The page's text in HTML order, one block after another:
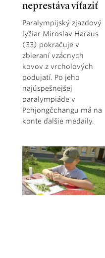
neprestáva víťaziť
Paralympijský zjazdový
lyžiar Miroslav Haraus
(33) pokračuje v
zbieraní vzácnych
kovov z vrcholových
podujatí. Po jeho
najúspešnejšej
paralympiáde v
Pchjongčchangu má na
konte ďalšie medaily.